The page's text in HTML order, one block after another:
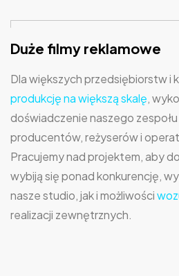
Duże filmy reklamowe
Dla większych przedsiębiorstw i
produkcję na większą skalę,
doświadczenie naszego
producentów, reżyserów i
Pracujemy nad projektem, aby
wybiją się ponad konkurencję,
nasze studio, jak i możliwości
realizacji zewnętrznych.